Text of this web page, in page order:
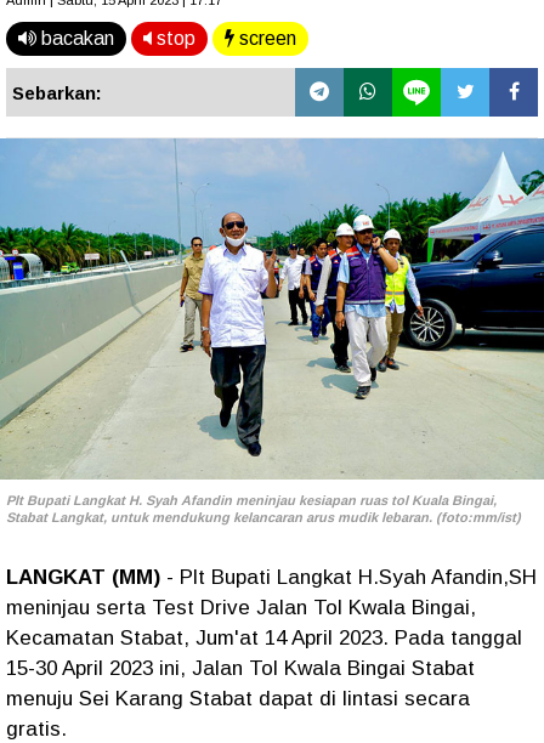
bacakan stop screen
Sebarkan:
Plt Bupati Langkat H. Syah Afandin meninjau kesiapan ruas tol Kuala Bingai,
Stabat Langkat, untuk mendukung kelancaran arus mudik lebaran. (foto:mm/ist)
LANGKAT (MM) - Plt Bupati Langkat H.Syah Afandin,SH
meninjau serta Test Drive Jalan Tol Kwala Bingai,
Kecamatan Stabat, Jum'at 14 April 2023. Pada tanggal
15-30 April 2023 ini, Jalan Tol Kwala Bingai Stabat
menuju Sei Karang Stabat dapat di lintasi secara
gratis.